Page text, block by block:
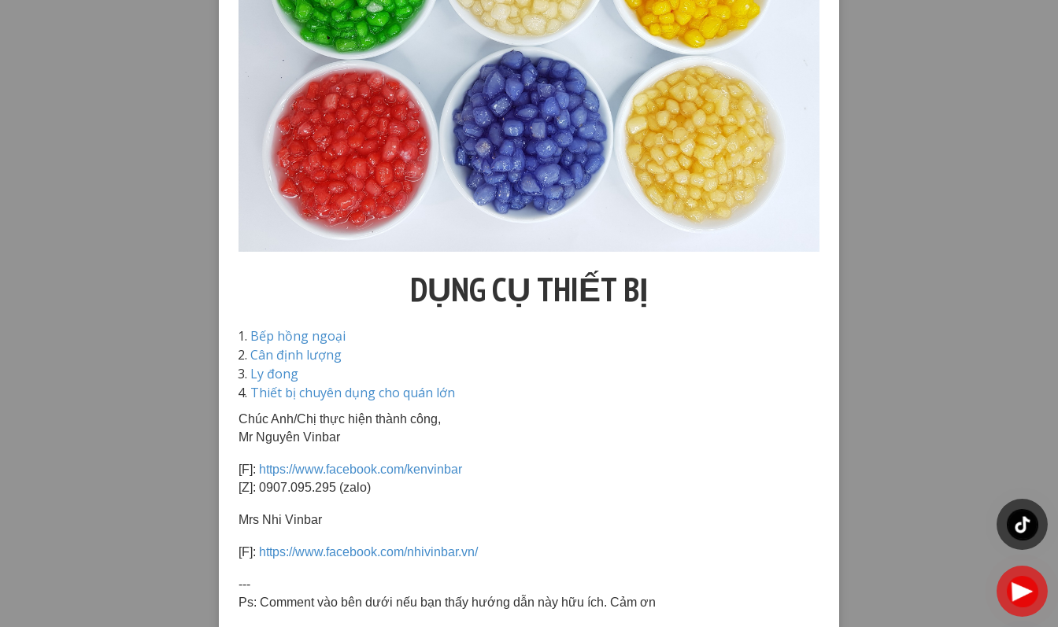
DỤNG CỤ THIẾT BỊ
Bếp hồng ngoại
Cân định lượng
Ly đong
Thiết bị chuyên dụng cho quán lớn
Chúc Anh/Chị thực hiện thành công,
Mr Nguyên Vinbar
[F]: https://www.facebook.com/kenvinbar
[Z]: 0907.095.295 (zalo)
Mrs Nhi Vinbar
[F]: https://www.facebook.com/nhivinbar.vn/
---
Ps: Comment vào bên dưới nếu bạn thấy hướng dẫn này hữu ích. Cảm ơn